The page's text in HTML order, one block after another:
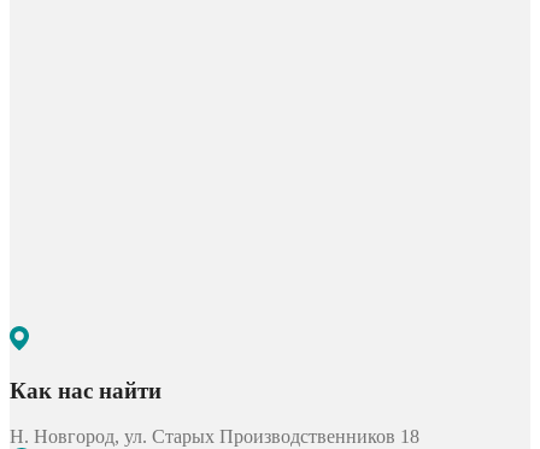
Как нас найти
Н. Новгород, ул. Старых Производственников 18